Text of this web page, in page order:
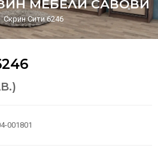
МЕБЕЛИ САВОВИ
Скрин Сити 6246
001801